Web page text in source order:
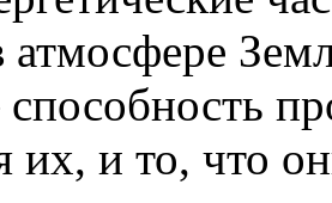
атмосфере
их, и то, что